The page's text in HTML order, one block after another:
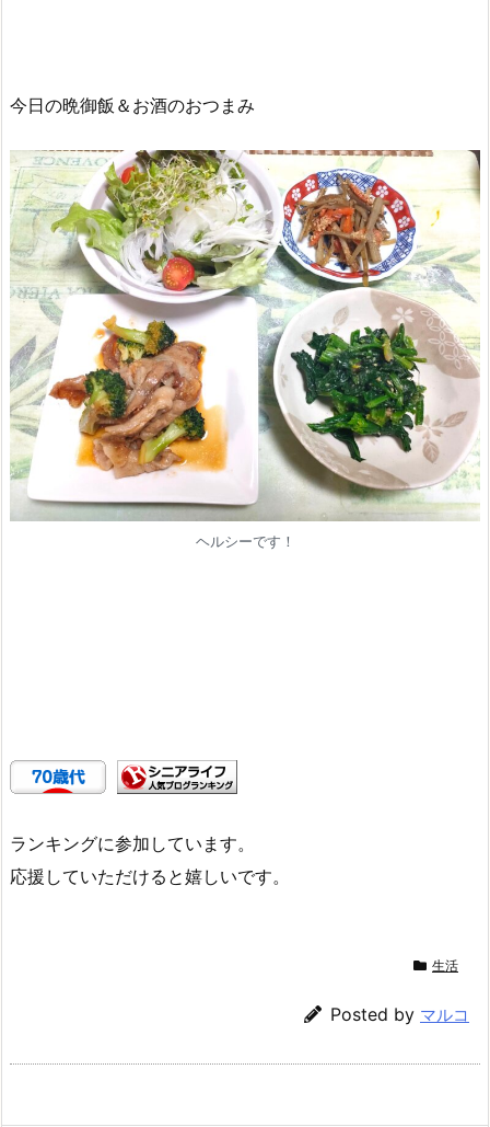
今日の晩御飯＆お酒のおつまみ
ヘルシーです！
ランキングに参加しています。
応援していただけると嬉しいです。
生活
Posted by マルコ